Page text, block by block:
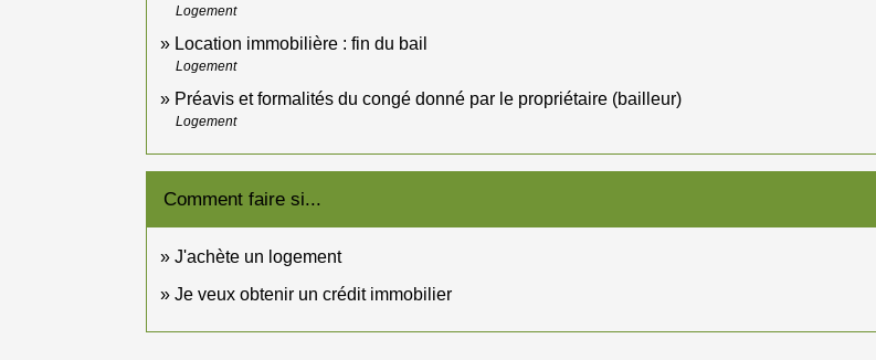
Logement
Location immobilière : fin du bail
Logement
Préavis et formalités du congé donné par le propriétaire (bailleur)
Logement
Comment faire si...
J'achète un logement
Je veux obtenir un crédit immobilier